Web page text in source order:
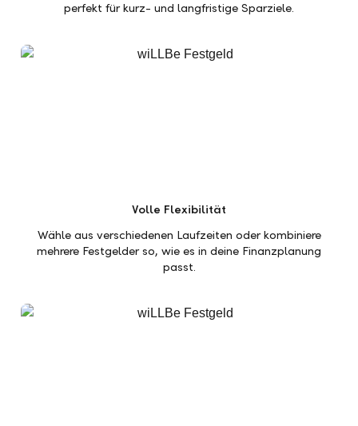
perfekt für kurz- und langfristige Sparziele.
Volle Flexibilität
Wähle aus verschiedenen Laufzeiten oder kombiniere
mehrere Festgelder so, wie es in deine Finanzplanung
passt.